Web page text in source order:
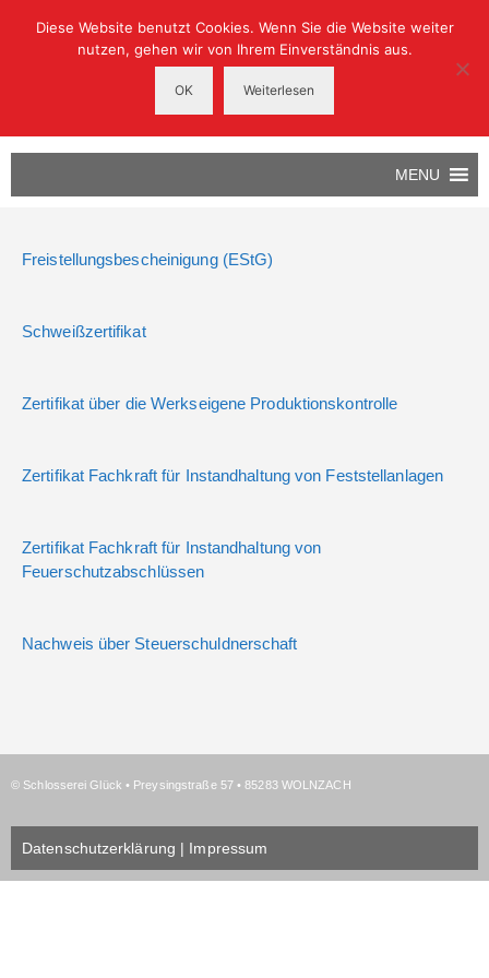
MENU
Freistellungsbescheinigung (EStG)
Schweißzertifikat
Zertifikat über die Werkseigene Produktionskontrolle
Zertifikat Fachkraft für Instandhaltung von Feststellanlagen
Zertifikat Fachkraft für Instandhaltung von
Feuerschutzabschlüssen
Nachweis über Steuerschuldnerschaft
© Schlosserei Glück • Preysingstraße 57 • 85283 WOLNZACH
Datenschutzerklärung | Impressum
Diese Website benutzt Cookies. Wenn Sie die Website weiter
nutzen, gehen wir von Ihrem Einverständnis aus.
OK Weiterlesen